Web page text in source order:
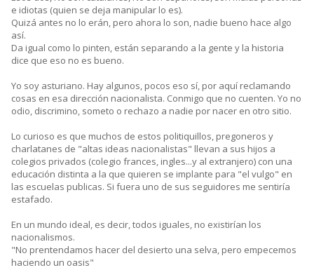
e idiotas (quien se deja manipular lo es).
Quizá antes no lo erán, pero ahora lo son, nadie bueno hace algo
así.
Da igual como lo pinten, están separando a la gente y la historia
dice que eso no es bueno.
Yo soy asturiano. Hay algunos, pocos eso sí, por aquí reclamando
cosas en esa dirección nacionalista. Conmigo que no cuenten. Yo no
odio, discrimino, someto o rechazo a nadie por nacer en otro sitio.
Lo curioso es que muchos de estos politiquillos, pregoneros y
charlatanes de "altas ideas nacionalistas" llevan a sus hijos a
colegios privados (colegio frances, ingles...y al extranjero) con una
educación distinta a la que quieren se implante para "el vulgo" en
las escuelas publicas. Si fuera uno de sus seguidores me sentiría
estafado.
En un mundo ideal, es decir, todos iguales, no existirían los
nacionalismos.
"No prentendamos hacer del desierto una selva, pero empecemos
haciendo un oasis"